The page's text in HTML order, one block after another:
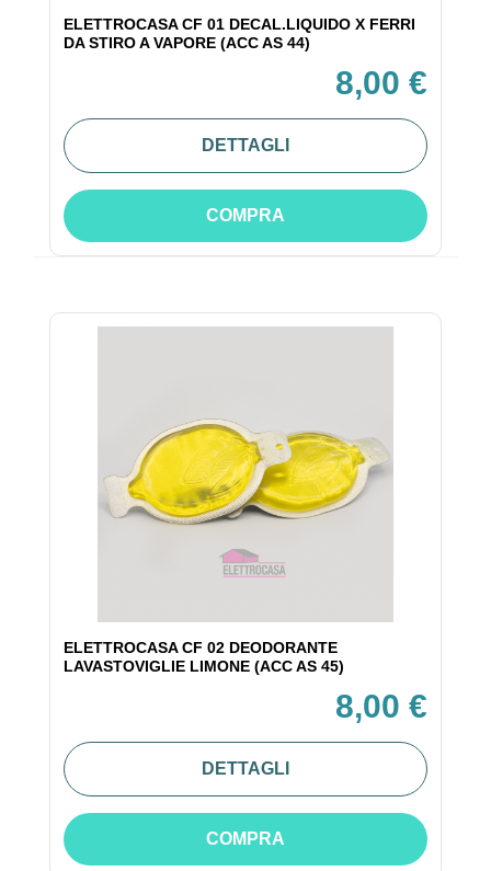
ELETTROCASA CF 01 DECAL.LIQUIDO X FERRI
DA STIRO A VAPORE (ACC AS 44)
8,00 €
DETTAGLI
COMPRA
ELETTROCASA CF 02 DEODORANTE
LAVASTOVIGLIE LIMONE (ACC AS 45)
8,00 €
DETTAGLI
COMPRA